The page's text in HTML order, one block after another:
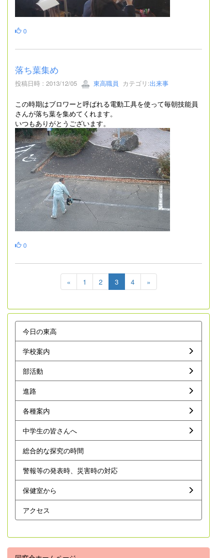
0
落ち葉集め
投稿日時 : 2013/12/05 東高職員 カテゴリ:出来事
この時期はブロワーと呼ばれる電動工具を使って毎朝技能員
さんが落ち葉を集めてくれます。
いつもありがとうございます。
0
« 1 2 3 4 »
今日の東高
学校案内
部活動
進路
各種案内
中学生の皆さんへ
総合的な探究の時間
警報等の発表時、災害時の対応
保健室から
アクセス